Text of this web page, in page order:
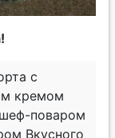
с
кремом
поваром
Вкусного